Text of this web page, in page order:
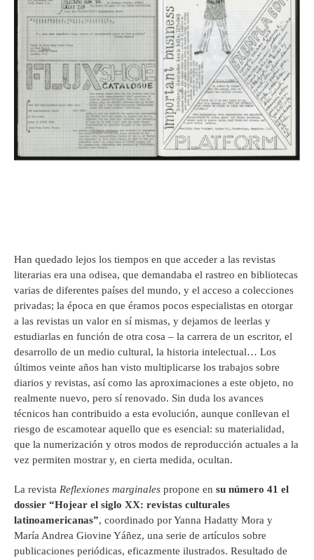
Han quedado lejos los tiempos en que acceder a las revistas
literarias era una odisea, que demandaba el rastreo en bibliotecas
varias de diferentes países del mundo, y el acceso a colecciones
privadas; la época en que éramos pocos especialistas en otorgar
a las revistas un valor en sí mismas, y dejamos de leerlas y
estudiarlas en función de otra cosa – la carrera de un escritor, el
desarrollo de un medio cultural, la historia intelectual… Los
últimos veinte años han visto multiplicarse los trabajos sobre
diarios y revistas, así como las aproximaciones a este objeto, no
realmente nuevo, pero sí renovado. Sin duda los avances
técnicos han contribuido a esta evolución, aunque conllevan el
riesgo de escamotear aquello que es esencial: su materialidad,
que la numerización y otros modos de reproducción actuales a la
vez permiten mostrar y, en cierta medida, ocultan.
La revista Reflexiones marginales propone en su número 41 el
dossier “Hojear el siglo XX: revistas culturales
latinoamericanas”, coordinado por Yanna Hadatty Mora y
María Andrea Giovine Yáñez, una serie de artículos sobre
publicaciones periódicas, eficazmente ilustrados. Resultado de